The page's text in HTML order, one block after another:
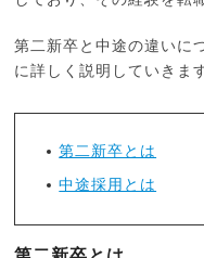
第二新卒と中途の違いに
に詳しく説明していきま
第二新卒とは
中途採用とは